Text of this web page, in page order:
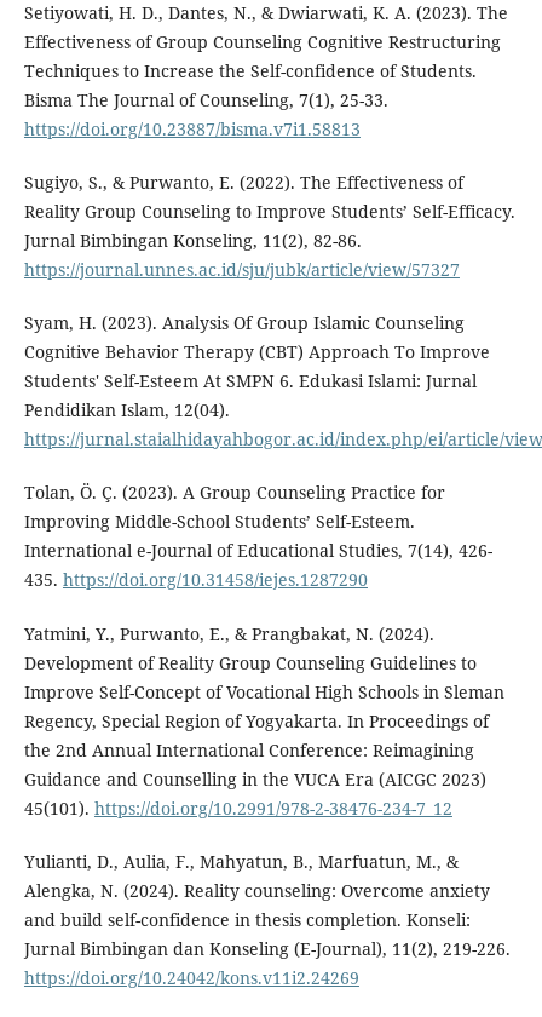
Setiyowati, H. D., Dantes, N., & Dwiarwati, K. A. (2023). The
Effectiveness of Group Counseling Cognitive Restructuring
Techniques to Increase the Self-confidence of Students.
Bisma The Journal of Counseling, 7(1), 25-33.
https://doi.org/10.23887/bisma.v7i1.58813
Sugiyo, S., & Purwanto, E. (2022). The Effectiveness of
Reality Group Counseling to Improve Students’ Self-Efficacy.
Jurnal Bimbingan Konseling, 11(2), 82-86.
https://journal.unnes.ac.id/sju/jubk/article/view/57327
Syam, H. (2023). Analysis Of Group Islamic Counseling
Cognitive Behavior Therapy (CBT) Approach To Improve
Students' Self-Esteem At SMPN 6. Edukasi Islami: Jurnal
Pendidikan Islam, 12(04).
https://jurnal.staialhidayahbogor.ac.id/index.php/ei/article/
Tolan, Ö. Ç. (2023). A Group Counseling Practice for
Improving Middle-School Students’ Self-Esteem.
International e-Journal of Educational Studies, 7(14), 426-
435. https://doi.org/10.31458/iejes.1287290
Yatmini, Y., Purwanto, E., & Prangbakat, N. (2024).
Development of Reality Group Counseling Guidelines to
Improve Self-Concept of Vocational High Schools in Sleman
Regency, Special Region of Yogyakarta. In Proceedings of
the 2nd Annual International Conference: Reimagining
Guidance and Counselling in the VUCA Era (AICGC 2023)
45(101). https://doi.org/10.2991/978-2-38476-234-7_12
Yulianti, D., Aulia, F., Mahyatun, B., Marfuatun, M., &
Alengka, N. (2024). Reality counseling: Overcome anxiety
and build self-confidence in thesis completion. Konseli:
Jurnal Bimbingan dan Konseling (E-Journal), 11(2), 219-226.
https://doi.org/10.24042/kons.v11i2.24269